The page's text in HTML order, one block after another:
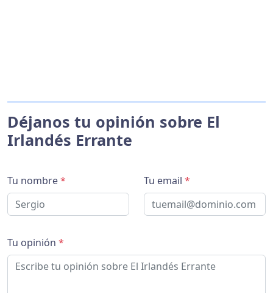
Déjanos tu opinión sobre El
Irlandés Errante
Tu nombre* Tu email *
Tu opinión *